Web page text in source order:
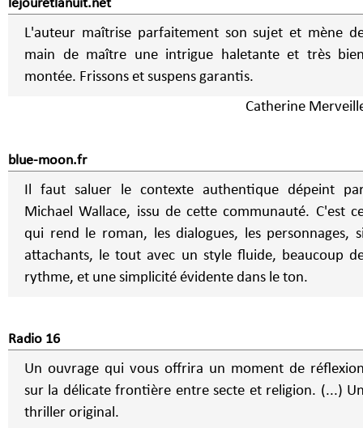
lejouretlanuit.net
L'auteur maîtrise parfaitement son sujet et mène
main de maître une intrigue haletante et très
montée. Frissons et suspens garantis.
Catherine
blue-moon.fr
Il faut saluer le contexte authentique dépeint
Michael Wallace, issu de cette communauté. C'est
qui rend le roman, les dialogues, les personnages,
attachants, le tout avec un style fluide, beaucoup
rythme, et une simplicité évidente dans le ton.
Radio 16
Un ouvrage qui vous offrira un moment de
sur la délicate frontière entre secte et religion. (...)
thriller original.